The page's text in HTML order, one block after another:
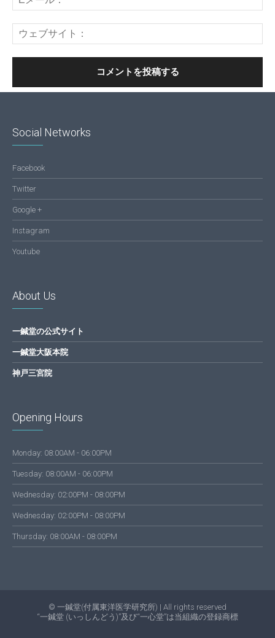
Social Networks
Facebook
Twitter
Google +
Instagram
Youtube
About Us
一鍼堂の公式サイト
一鍼堂大阪本院
神戸三宮院
Opening Hours
Monday: 08:00AM - 06:00PM
Tuesday: 08:00AM - 06:00PM
Wednesday: 02:00PM - 08:00PM
Wednesday: 02:00PM - 08:00PM
Thursday: 08:00AM - 08:00PM
© 一鍼堂(付属東洋医学研究所) | All rights reserved
“一鍼堂 (いっしんどう)”及び“一心堂”は当組織の登録商標